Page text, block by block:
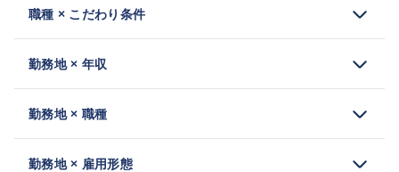
職種 × こだわり条件
勤務地 × 年収
勤務地 × 職種
勤務地 × 雇用形態